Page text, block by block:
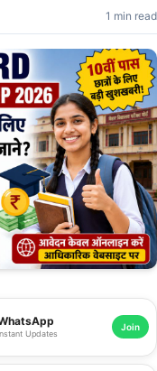
1 min read
Updates
Join